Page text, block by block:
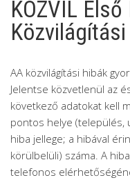
KÖZVIL
AA közvilágítási hibák
Jelentse közvetlenül az
következő adatokat kell
pontos helye (település,
hiba jellege; a hibával
körülbelüli) száma. A
telefonos